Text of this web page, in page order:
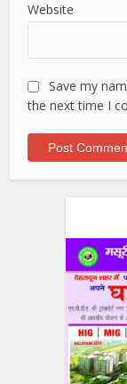
Website
Save my
the next time I